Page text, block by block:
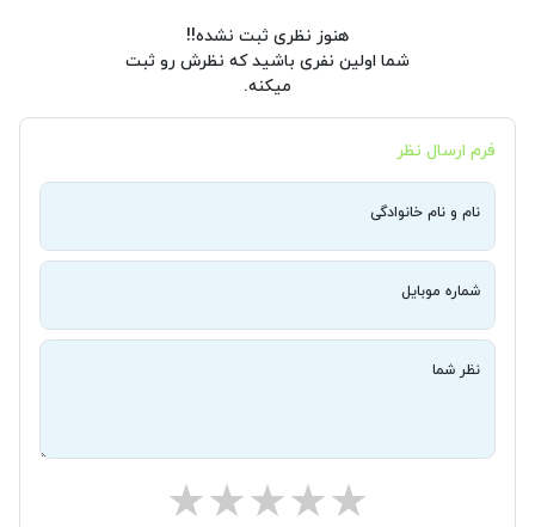
هنوز نظری ثبت نشده!!
شما اولین نفری باشید که نظرش رو ثبت
میکنه.
فرم ارسال نظر
نام و نام خانوادگی
شماره موبایل
نظر شما